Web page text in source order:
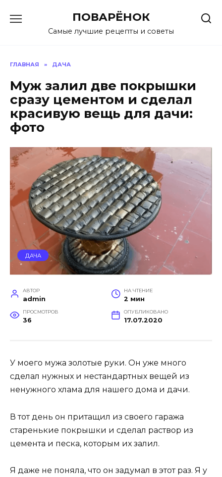
содержанию
ПОВАРЁНОК
Самые лучшие рецепты и советы
ГЛАВНАЯ » ДАЧА
Муж залил две покрышки
сразу цементом и сделал
красивую вещь для дачи:
фото
ДАЧА
АВТОР
admin
НА ЧТЕНИЕ
2 мин
ПРОСМОТРОВ
36
ОПУБЛИКОВАНО
17.07.2020
У моего мужа золотые руки. Он уже много
сделал нужных и нестандартных вещей из
ненужного хлама для нашего дома и дачи.
В тот день он притащил из своего гаража
старенькие покрышки и сделал раствор из
цемента и песка, которым их залил.
Я даже не поняла, что он задумал в этот раз. Я у